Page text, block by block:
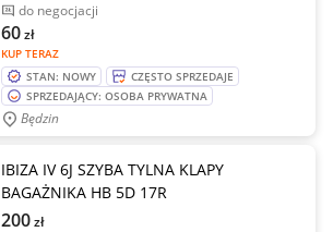
do negocjacji
KUP TERAZ
60zł
STAN: NOWY
CZĘSTO SPRZEDAJE
SPRZEDAJĄCY: OSOBA PRYWATNA
Będzin
IBIZA IV 6J SZYBA TYLNA KLAPY
BAGAŻNIKA HB 5D 17R
200zł